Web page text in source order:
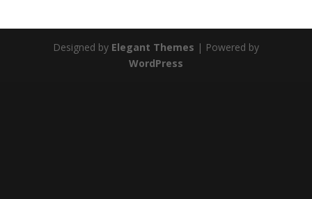
Designed by Elegant Themes | Powered by
WordPress